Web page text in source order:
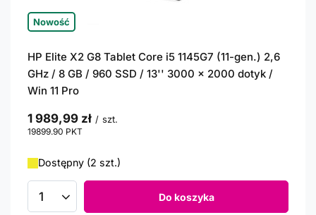
Nowość
HP Elite X2 G8 Tablet Core i5 1145G7 (11-gen.) 2,6
GHz / 8 GB / 960 SSD / 13'' 3000 x 2000 dotyk /
Win 11 Pro
1 989,99 zł / szt.
19899.90 PKT
Dostępny (2 szt.)
Ilość produktów Do koszyka